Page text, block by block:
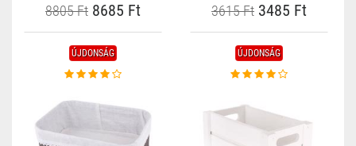
8805 Ft 8685 Ft 3615 Ft 3485 Ft
ÚJDONSÁG ÚJDONSÁG